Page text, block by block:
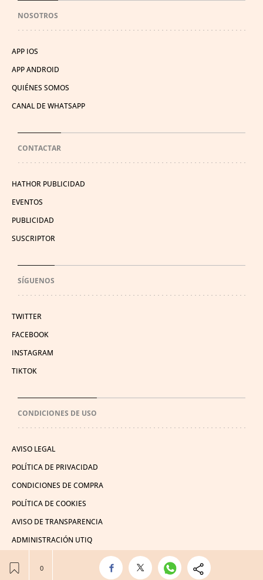
NOSOTROS
APP IOS
APP ANDROID
QUIÉNES SOMOS
CANAL DE WHATSAPP
CONTACTAR
HATHOR PUBLICIDAD
EVENTOS
PUBLICIDAD
SUSCRIPTOR
SÍGUENOS
TWITTER
FACEBOOK
INSTAGRAM
TIKTOK
CONDICIONES DE USO
AVISO LEGAL
POLÍTICA DE PRIVACIDAD
CONDICIONES DE COMPRA
POLÍTICA DE COOKIES
AVISO DE TRANSPARENCIA
ADMINISTRACIÓN UTIQ